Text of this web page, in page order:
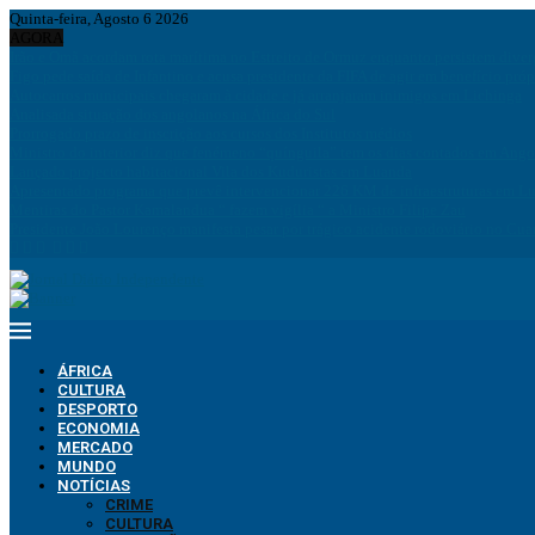
Quinta-feira, Agosto 6 2026
ÁFRICA
CULTURA
DESPORTO
ECONOMIA
MERCADO
MUNDO
NOTÍCIAS
CRIME
CULTURA